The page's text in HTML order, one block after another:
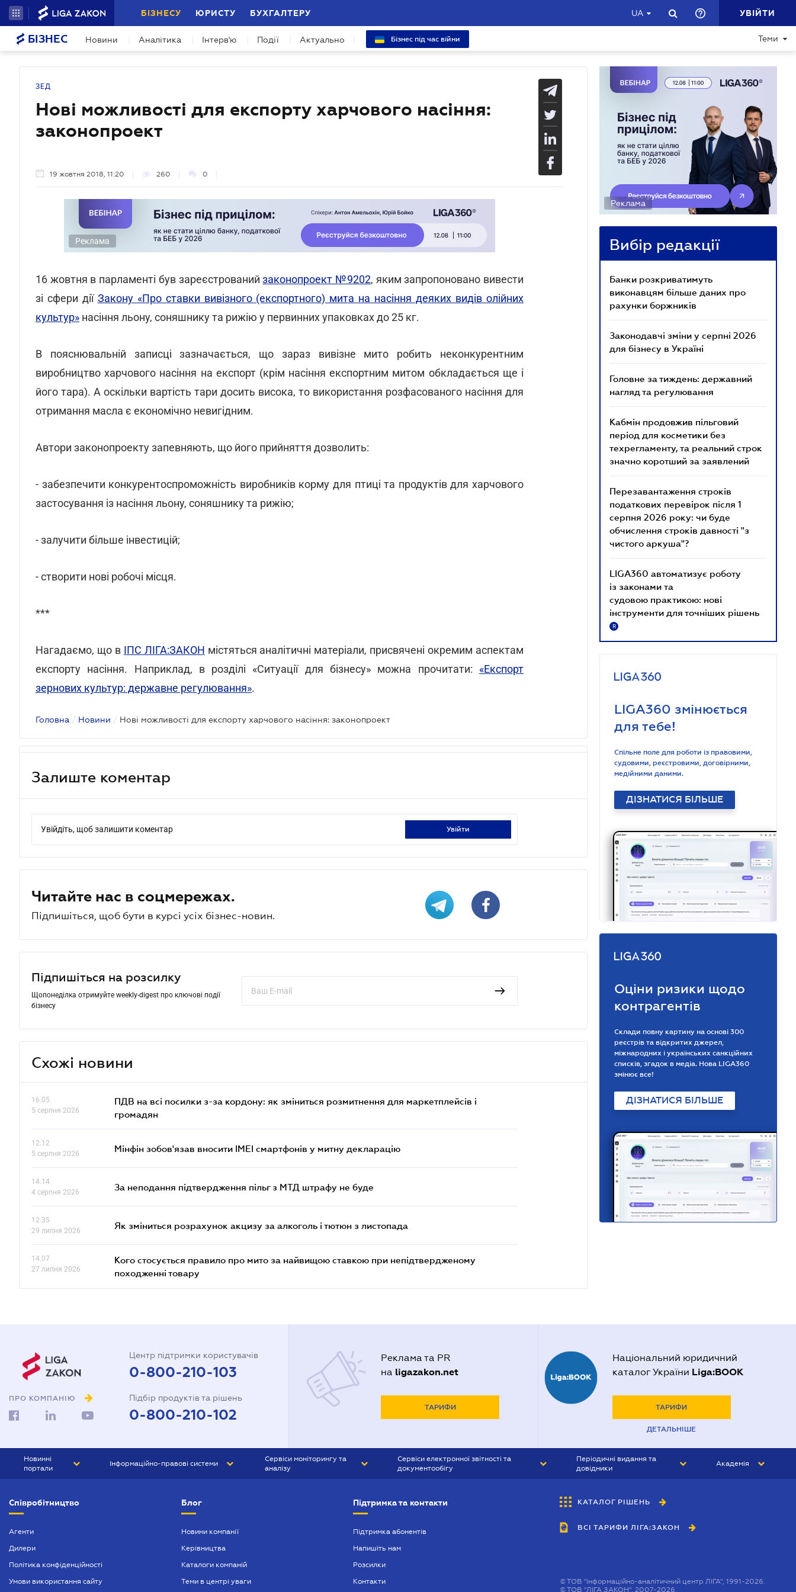
БІЗНЕСУ ЮРИСТУ БУХГАЛТЕРУ UA УВІЙТИ
БІЗНЕС Новини Аналітика Інтерв'ю Події Актуально Бізнес під час війни Теми
ЗЕД
Нові можливості для експорту харчового насіння:
законопроект
19 жовтня 2018, 11:20 260 0
Реклама
16 жовтня в парламенті був зареєстрованийзаконопроект №9202, яким запропоновано вивести
зі сфери дії Закону «Про ставки вивізного (експортного) мита на насіння деяких видів олійних
культур» насіння льону, соняшнику та рижію у первинних упаковках до 25 кг.
В пояснювальній записці зазначається, що зараз вивізне мито робить неконкурентним
виробництво харчового насіння на експорт (крім насіння експортним митом обкладається ще і
його тара). А оскільки вартість тари досить висока, то використання розфасованого насіння для
отримання масла є економічно невигідним.
Автори законопроекту запевняють, що його прийняття дозволить:
- забезпечити конкурентоспроможність виробників корму для птиці та продуктів для харчового
застосування із насіння льону, соняшнику та рижію;
- залучити більше інвестицій;
- створити нові робочі місця.
***
Нагадаємо, що в ІПС ЛІГА:ЗАКОН містяться аналітичні матеріали, присвячені окремим аспектам
експорту насіння. Наприклад, в розділі «Ситуації для бізнесу» можна прочитати: «Експорт
зернових культур: державне регулювання».
Головна / Новини / Нові можливості для експорту харчового насіння: законопроект
Залиште коментар
Увійдіть, щоб залишити коментар увійти
Читайте нас в соцмережах.
Підпишіться, щоб бути в курсі усіх бізнес-новин.
Підпишіться на розсилку
Щопонеділка отримуйте weekly-digest про ключові події
бізнесу
Схожі новини
16.05
5 серпня 2026
ПДВ на всі посилки з-за кордону: як зміниться розмитнення для маркетплейсів і
громадян
12.12
5 серпня 2026
Мінфін зобов'язав вносити IMEI смартфонів у митну декларацію
14.14
4 серпня 2026
За неподання підтвердження пільг з МТД штрафу не буде
12.35
29 липня 2026
Як зміниться розрахунок акцизу за алкоголь і тютюн з листопада
14.07
27 липня 2026
Кого стосується правило про мито за найвищою ставкою при непідтвердженому
походженні товару
Реклама
Вибір редакції
Банки розкриватимуть
виконавцям більше даних про
рахунки боржників
Законодавчі зміни у серпні 2026
для бізнесу в Україні
Головне за тиждень: державний
нагляд та регулювання
Кабмін продовжив пільговий
період для косметики без
техрегламенту, та реальний строк
значно коротший за заявлений
Перезавантаження строків
податкових перевірок після 1
серпня 2026 року: чи буде
обчислення строків давності "з
чистого аркуша"?
LIGA360 автоматизує роботу
із законами та
судовою практикою: нові
інструменти для точніших рішень
R
LIGA360 змінюється
для тебе!
Спільне поле для роботи із правовими,
судовими, реєстровими, договірними,
медійними даними.
ДІЗНАТИСЯ БІЛЬШЕ
Оціни ризики щодо
контрагентів
Склади повну картину на основі 300
реєстрів та відкритих джерел,
міжнародних і українських санкційних
списків, згадок в медіа. Нова LIGA360
змінює все!
ДІЗНАТИСЯ БІЛЬШЕ
ПРО КОМПАНІЮ
Центр підтримки користувачів
0-800-210-103
Підбір продуктів та рішень
0-800-210-102
Реклама та PR
на ligazakon.net
ТАРИФИ
Національний юридичний
каталог України Liga:BOOK
ТАРИФИ
ДЕТАЛЬНІШЕ
Новинні
портали
БІЗНЕС
Інформаційно-правові системи
БУХГАЛТЕР ПРОФ
Сервіси моніторингу та
аналізу
Сервіси електронної звітності та
документообігу
Періодичні видання та
довідники
БУХГАЛТЕР&ЗАКОН
ВІСНИК МСФЗ
Академія
Співробітництво
Агенти
Дилери
Політика конфіденційності
Умови використання сайту
Блог
Новини компанії
Керівництва
Каталоги компаній
Теми в центрі уваги
Підтримка та контакти
Підтримка абонентів
Напишіть нам
Розсилки
Контакти
КАТАЛОГ РІШЕНЬ
ВСІ ТАРИФИ ЛІГА:ЗАКОН
©ТОВ "інформаційно-аналітичний центр ЛІГА", 1991-2026.
©ТОВ "ЛІГА ЗАКОН", 2007-2026.